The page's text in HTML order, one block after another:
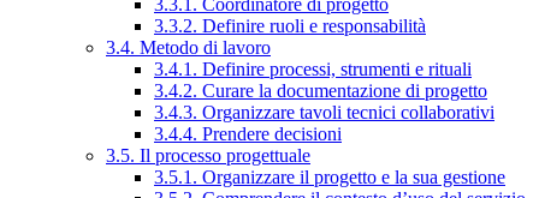
3.3.1. Coordinatore di progetto
3.3.2. Definire ruoli e responsabilità
3.4. Metodo di lavoro
3.4.1. Definire processi, strumenti e rituali
3.4.2. Curare la documentazione di progetto
3.4.3. Organizzare tavoli tecnici collaborativi
3.4.4. Prendere decisioni
3.5. Il processo progettuale
3.5.1. Organizzare il progetto e la sua gestione